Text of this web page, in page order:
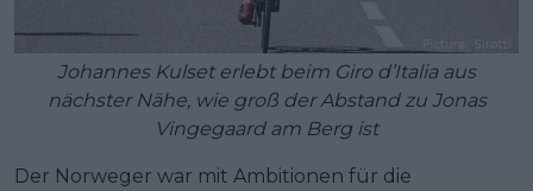
Johannes Kulset erlebt beim Giro d’Italia aus
nächster Nähe, wie groß der Abstand zu Jonas
Vingegaard am Berg ist
Der Norweger war mit Ambitionen für die